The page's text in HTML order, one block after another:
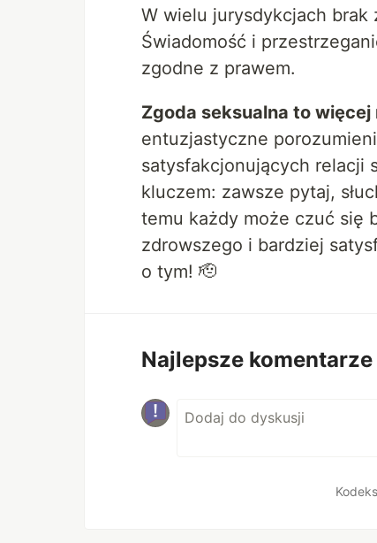
W wielu jurysdykcjach brak
Świadomość i
zgodne z prawem.
Zgoda seksualna to więcej
entuzjastyczne
satysfakcjonujących relacji
kluczem: zawsze pytaj,
temu każdy może czuć się
zdrowszego i bardziej
o tym! 🫡
Najlepsze komentarze